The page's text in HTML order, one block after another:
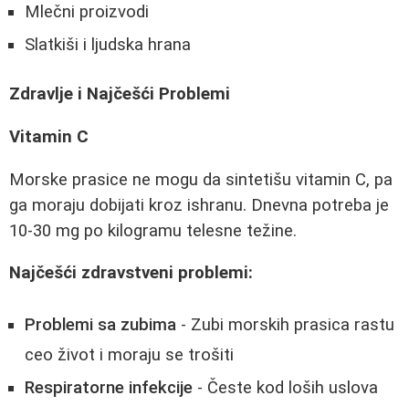
Mlečni proizvodi
Slatkiši i ljudska hrana
Zdravlje i Najčešći Problemi
Vitamin C
Morske prasice ne mogu da sintetišu vitamin C, pa
ga moraju dobijati kroz ishranu. Dnevna potreba je
10-30 mg po kilogramu telesne težine.
Najčešći zdravstveni problemi:
Problemi sa zubima - Zubi morskih prasica rastu
ceo život i moraju se trošiti
Respiratorne infekcije - Česte kod loših uslova